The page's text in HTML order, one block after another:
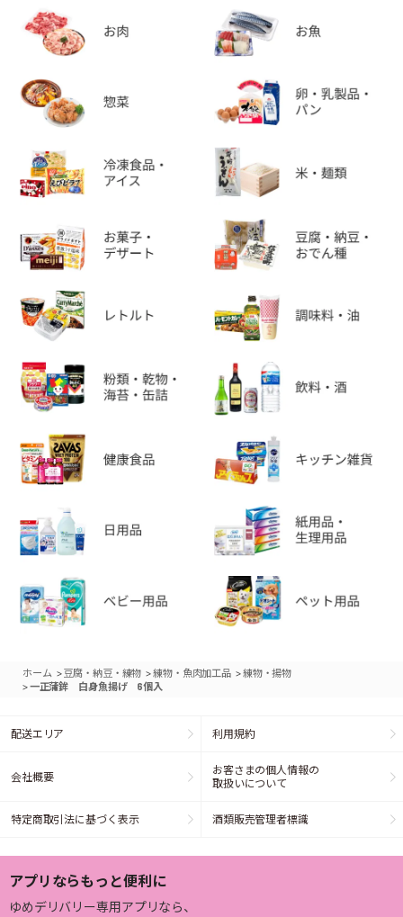
ホーム >豆腐・納豆・練物 >練物・魚肉加工品 >練物・揚物
>一正蒲鉾 白身魚揚げ 6個入
配送エリア 利用規約
会社概要
お客さまの個人情報の
取扱いについて
特定商取引法に基づく表示 酒類販売管理者標識
アプリならもっと便利に
ゆめデリバリー専用アプリなら、